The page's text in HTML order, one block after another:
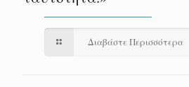
Διαβάστε Περισσότερα